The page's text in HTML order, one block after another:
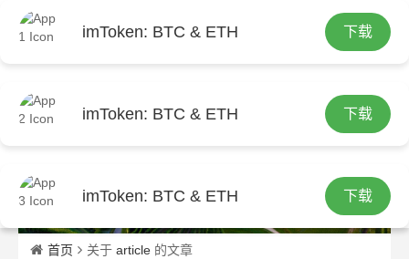
imToken: BTC & ETH 下载
imToken: BTC & ETH 下载
imToken: BTC & ETH 下载
繁
首页 关于article 的文章